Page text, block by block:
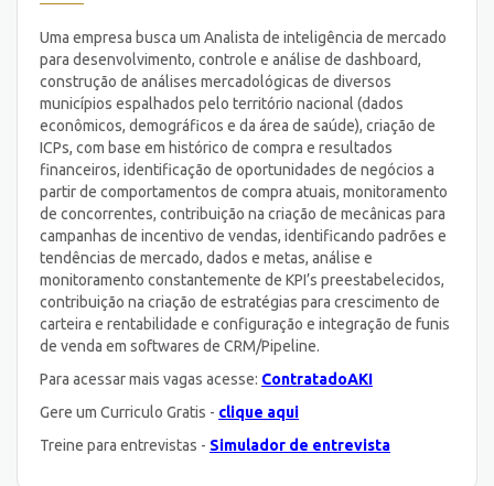
Uma empresa busca um Analista de inteligência de mercado
para desenvolvimento, controle e análise de dashboard,
construção de análises mercadológicas de diversos
municípios espalhados pelo território nacional (dados
econômicos, demográficos e da área de saúde), criação de
ICPs, com base em histórico de compra e resultados
financeiros, identificação de oportunidades de negócios a
partir de comportamentos de compra atuais, monitoramento
de concorrentes, contribuição na criação de mecânicas para
campanhas de incentivo de vendas, identificando padrões e
tendências de mercado, dados e metas, análise e
monitoramento constantemente de KPI’s preestabelecidos,
contribuição na criação de estratégias para crescimento de
carteira e rentabilidade e configuração e integração de funis
de venda em softwares de CRM/Pipeline.
Para acessar mais vagas acesse: ContratadoAKI
Gere um Curriculo Gratis - clique aqui
Treine para entrevistas - Simulador de entrevista